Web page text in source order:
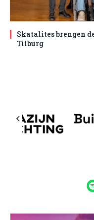
Skatalites brengen
Tilburg